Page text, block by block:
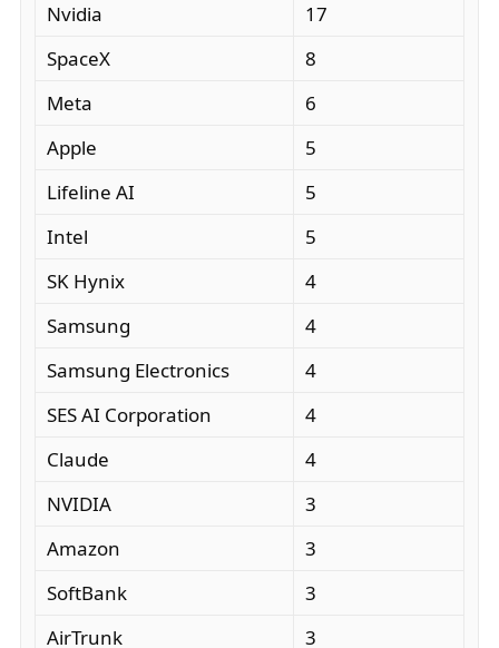
Nvidia
17
SpaceX
8
Meta
6
Apple
5
Lifeline AI
5
Intel
5
SK Hynix
4
Samsung
4
Samsung Electronics
4
SES AI Corporation
4
Claude
4
NVIDIA
3
Amazon
3
SoftBank
3
AirTrunk
3